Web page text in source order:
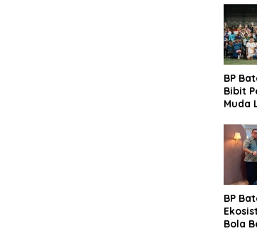
BP
Bibit
Muda
BP
Bola